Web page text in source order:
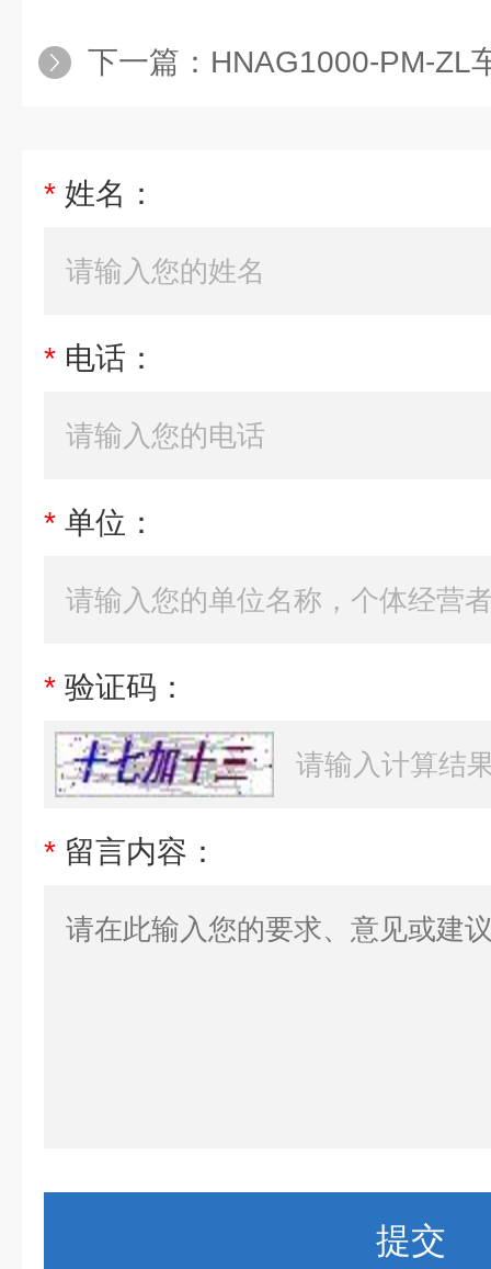
下一篇： HNAG1000-PM-ZL
* 姓名：
* 电话：
* 单位：
* 验证码：
* 留言内容：